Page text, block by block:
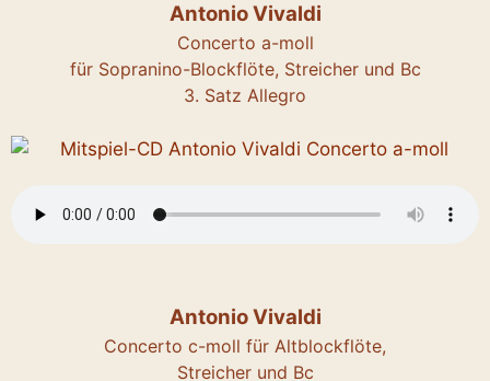
Antonio Vivaldi
Concerto a-moll
für Sopranino-Blockflöte, Streicher und Bc
3. Satz Allegro
Antonio Vivaldi
Concerto c-moll für Altblockflöte,
Streicher und Bc